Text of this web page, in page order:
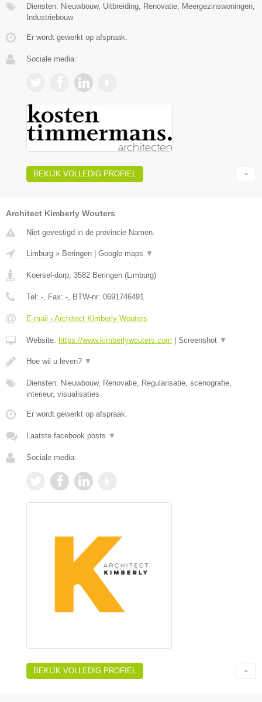
Diensten: Nieuwbouw, Uitbreiding, Renovatie, Meergezinswoningen,
Industriebouw
Er wordt gewerkt op afspraak.
Sociale media:
BEKIJK VOLLEDIG PROFIEL
Architect Kimberly Wouters
Niet gevestigd in de provincie Namen.
Limburg » Beringen | Google maps ▼
Koersel-dorp 3582 Beringen (Limburg)
Tel: - , Fax: - , BTW-nr: 0691746491
E-mail › Architect Kimberly Wouters
Website: https://www.kimberlywouters.com | Screenshot ▼
Hoe wil u leven? ▼
Diensten: Nieuwbouw, Renovatie, Regularisatie, scenografie,
interieur, visualisaties
Er wordt gewerkt op afspraak.
Laatste facebook posts ▼
Sociale media:
BEKIJK VOLLEDIG PROFIEL